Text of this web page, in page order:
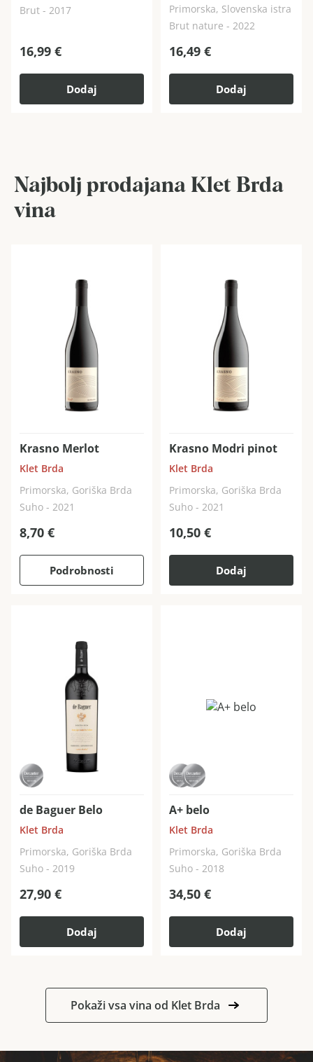
Brut - 2017
16,99 €
Dodaj
Primorska, Slovenska istra
Brut nature - 2022
16,49 €
Dodaj
Najbolj prodajana Klet Brda
vina
Krasno Merlot
Klet Brda
Primorska, Goriška Brda
Suho - 2021
8,70 €
Podrobnosti
Krasno Modri pinot
Klet Brda
Primorska, Goriška Brda
Suho - 2021
10,50 €
Dodaj
de Baguer Belo
Klet Brda
Primorska, Goriška Brda
Suho - 2019
27,90 €
Dodaj
A+ belo
Klet Brda
Primorska, Goriška Brda
Suho - 2018
34,50 €
Dodaj
Pokaži vsa vina od Klet Brda